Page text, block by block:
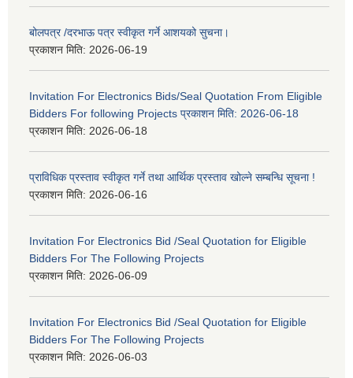
बोलपत्र /दरभाऊ पत्र स्वीकृत गर्ने आशयको सुचना।
प्रकाशन मिति: 2026-06-19
Invitation For Electronics Bids/Seal Quotation From Eligible
Bidders For following Projects प्रकाशन मिति: 2026-06-18
प्रकाशन मिति: 2026-06-18
प्राविधिक प्रस्ताव स्वीकृत गर्ने तथा आर्थिक प्रस्ताव खोल्ने सम्बन्धि सूचना !
प्रकाशन मिति: 2026-06-16
Invitation For Electronics Bid /Seal Quotation for Eligible
Bidders For The Following Projects
प्रकाशन मिति: 2026-06-09
Invitation For Electronics Bid /Seal Quotation for Eligible
Bidders For The Following Projects
प्रकाशन मिति: 2026-06-03